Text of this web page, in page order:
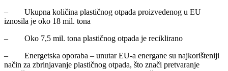
– Ukupna količina plastičnog otpada proizvedenog u EU
iznosila je oko 18 mil. tona
– Oko 7,5 mil. tona plastičnog otpada je reciklirano
– Energetska oporaba – unutar EU-a energane su najkorišteniji
način za zbrinjavanje plastičnog otpada, što znači pretvaranje